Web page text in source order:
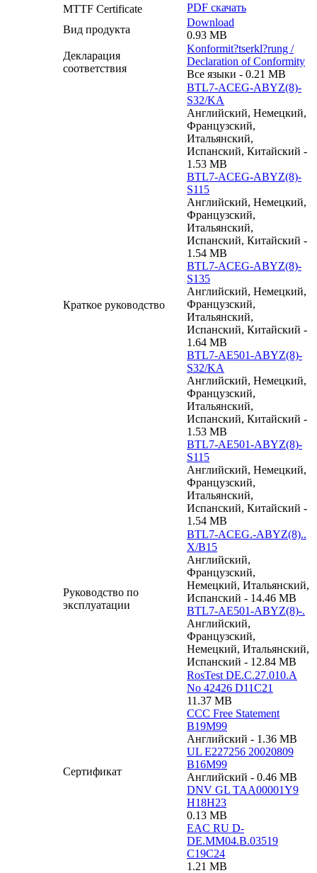
MTTF Certificate
PDF скачать
Вид продукта
Download
0.93 MB
Декларация
соответствия
Konformit?tserkl?rung /
Declaration of Conformity
Все языки - 0.21 MB
Краткое руководство
BTL7-ACEG-ABYZ(8)-
S32/KA
Английский, Немецкий,
Французский,
Итальянский,
Испанский, Китайский -
1.53 MB
BTL7-ACEG-ABYZ(8)-
S115
Английский, Немецкий,
Французский,
Итальянский,
Испанский, Китайский -
1.54 MB
BTL7-ACEG-ABYZ(8)-
S135
Английский, Немецкий,
Французский,
Итальянский,
Испанский, Китайский -
1.64 MB
BTL7-AE501-ABYZ(8)-
S32/KA
Английский, Немецкий,
Французский,
Итальянский,
Испанский, Китайский -
1.53 MB
BTL7-AE501-ABYZ(8)-
S115
Английский, Немецкий,
Французский,
Итальянский,
Испанский, Китайский -
1.54 MB
Руководство по
эксплуатации
BTL7-ACEG.-ABYZ(8)..
X/B15
Английский,
Французский,
Немецкий, Итальянский,
Испанский - 14.46 MB
BTL7-AE501-ABYZ(8)-.
Английский,
Французский,
Немецкий, Итальянский,
Испанский - 12.84 MB
Сертификат
RosTest DE.C.27.010.A
No 42426 D11C21
11.37 MB
CCC Free Statement
B19M99
Английский - 1.36 MB
UL E227256 20020809
B16M99
Английский - 0.46 MB
DNV GL TAA00001Y9
H18H23
0.13 MB
EAC RU D-
DE.MM04.B.03519
C19C24
1.21 MB